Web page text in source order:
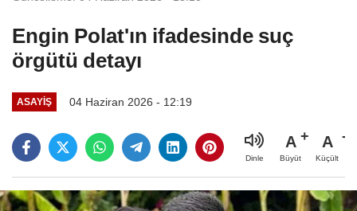
Engin Polat'ın ifadesinde suç
örgütü detayı
ASAYIŞ 04 Haziran 2026 - 12:19
Dinle
A
Büyüt
A
Küçült